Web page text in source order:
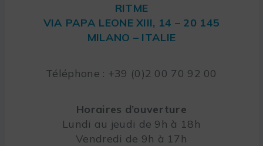
RITME
VIA PAPA LEONE XIII, 14 – 20 145
MILANO – ITALIE
Téléphone : +39 (0)2 00 70 92 00
Horaires d’ouverture
Lundi au jeudi de 9h à 18h
Vendredi de 9h à 17h